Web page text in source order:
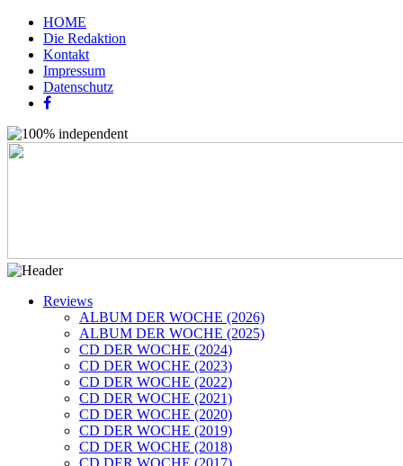
HOME
Die Redaktion
Kontakt
Impressum
Datenschutz
Reviews
ALBUM DER WOCHE (2026)
ALBUM DER WOCHE (2025)
CD DER WOCHE (2024)
CD DER WOCHE (2023)
CD DER WOCHE (2022)
CD DER WOCHE (2021)
CD DER WOCHE (2020)
CD DER WOCHE (2019)
CD DER WOCHE (2018)
CD DER WOCHE (2017)